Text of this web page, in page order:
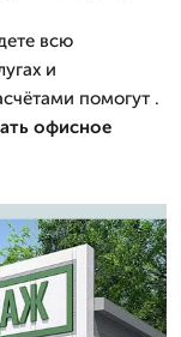
всю
и
помогут .
офисное